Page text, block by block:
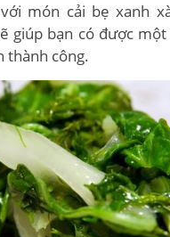
món cải bẹ xanh
giúp bạn có được
thành công.